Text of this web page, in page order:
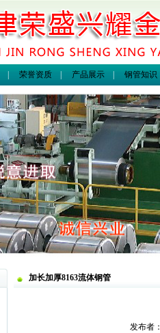
|荣誉资质 产品展示 |钢管知识
加长加厚8163流体钢管
发布者